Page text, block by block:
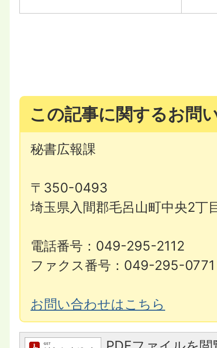
この記事に関するお問
秘書広報課
〒350-0493
埼玉県入間郡毛呂山町中央2丁
電話番号：049-295-2112
ファクス番号：049-295-0771
お問い合わせはこちら